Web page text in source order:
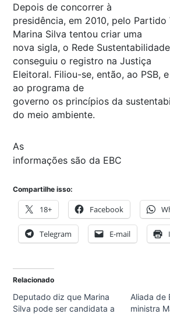
Depois de concorrer à
presidência, em 2010, pelo Partido
Marina Silva tentou criar uma
nova sigla, o Rede
conseguiu o registro na Justiça
Eleitoral. Filiou-se, então, ao PSB,
ao programa de
governo os princípios da
do meio ambiente.
As
informações são da EBC
Compartilhe isso:
18+ Facebook
Telegram E-mail
Relacionado
Deputado diz que Marina
Silva pode ser candidata a
Aliada de
ministra